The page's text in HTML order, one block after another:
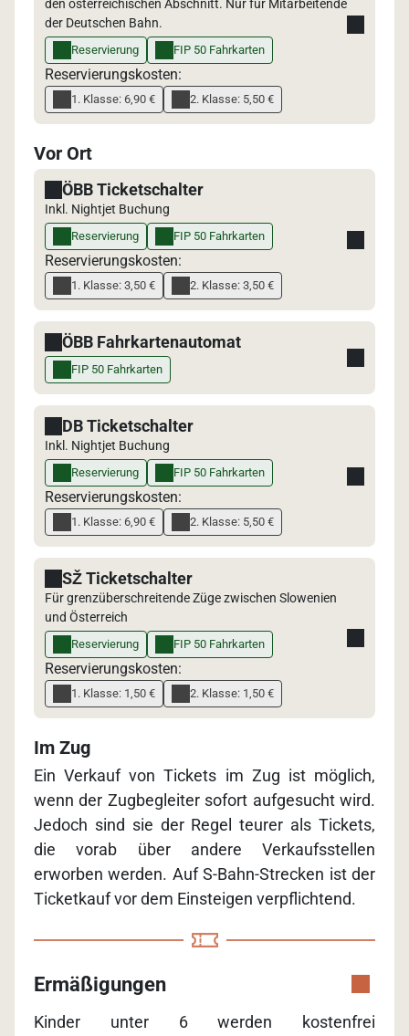
den österreichischen Abschnitt. Nur für Mitarbeitende
der Deutschen Bahn.
Reservierung FIP 50 Fahrkarten
Reservierungskosten:
1. Klasse: 6,90 € 2. Klasse: 5,50 €
Vor Ort
ÖBB Ticketschalter
Inkl. Nightjet Buchung
Reservierung FIP 50 Fahrkarten
Reservierungskosten:
1. Klasse: 3,50 € 2. Klasse: 3,50 €
ÖBB Fahrkartenautomat
FIP 50 Fahrkarten
DB Ticketschalter
Inkl. Nightjet Buchung
Reservierung FIP 50 Fahrkarten
Reservierungskosten:
1. Klasse: 6,90 € 2. Klasse: 5,50 €
SŽ Ticketschalter
Für grenzüberschreitende Züge zwischen Slowenien
und Österreich
Reservierung FIP 50 Fahrkarten
Reservierungskosten:
1. Klasse: 1,50 € 2. Klasse: 1,50 €
Im Zug
Ein Verkauf von Tickets im Zug ist möglich,
wenn der Zugbegleiter sofort aufgesucht wird.
Jedoch sind sie der Regel teurer als Tickets,
die vorab über andere Verkaufsstellen
erworben werden. Auf S-Bahn-Strecken ist der
Ticketkauf vor dem Einsteigen verpflichtend.
Ermäßigungen
Kinder unter 6 werden kostenfrei